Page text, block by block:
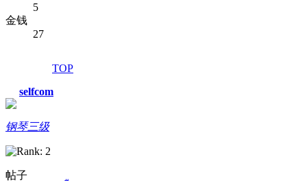
5
金钱
27
TOP
selfcom
钢琴三级
帖子